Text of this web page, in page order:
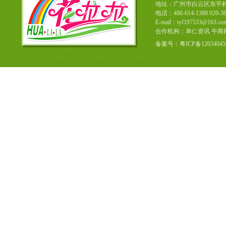
地址：广州市白云区东平
电话：400-614-1388 020-
E-mail：
合作机构：单仁资讯 牛商
备案号：粤ICP备